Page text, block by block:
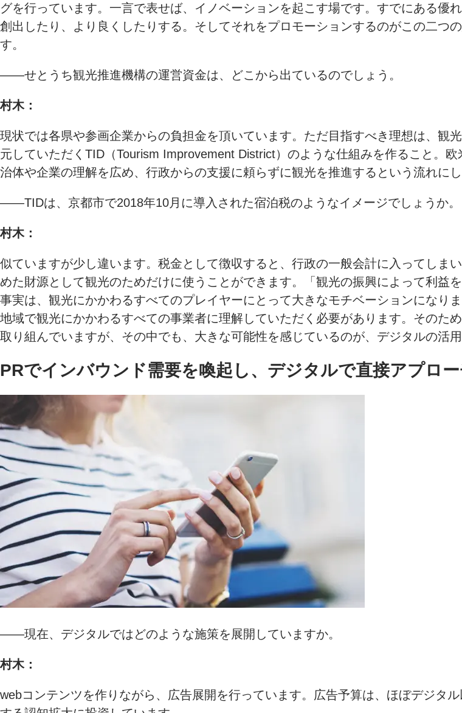
グを行っています。一言で表せば、イノベーションを起こす場です。すでにある優
創出したり、より良くしたりする。そしてそれをプロモーションするのがこの二つ
す。
――せとうち観光推進機構の運営資金は、どこから出ているのでしょう。
村木：
現状では各県や参画企業からの負担金を頂いています。ただ目指すべき理想は、観
元していただくTID（Tourism Improvement District）のような仕組みを作ること。
治体や企業の理解を広め、行政からの支援に頼らずに観光を推進するという流れに
――TIDは、京都市で2018年10月に導入された宿泊税のようなイメージでしょうか。
村木：
似ていますが少し違います。税金として徴収すると、行政の一般会計に入ってしま
めた財源として観光のためだけに使うことができます。「観光の振興によって利益
事実は、観光にかかわるすべてのプレイヤーにとって大きなモチベーションになり
地域で観光にかかわるすべての事業者に理解していただく必要があります。そのた
取り組んでいますが、その中でも、大きな可能性を感じているのが、デジタルの活用
PRでインバウンド需要を喚起し、デジタルで直接アプロ
――現在、デジタルではどのような施策を展開していますか。
村木：
webコンテンツを作りながら、広告展開を行っています。広告予算は、ほぼデジタ